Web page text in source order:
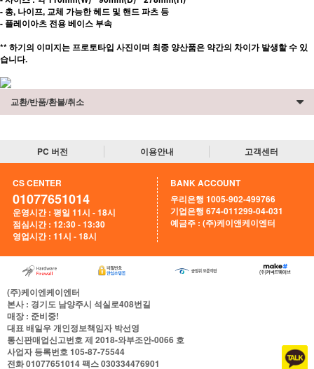
- 총, 나이프, 교체 가능한 헤드 및 핸드 파츠 등
- 플레이아츠 전용 베이스 부속
** 하기의 이미지는 프로토타입 사진이며 최종 양산품은 약간의 차이가 발생할 수 있
습니다.
교환/반품/환불/취소
PC 버전 이용안내 고객센터
CS CENTER
01077651014
운영시간 : 평일 11시 - 18시
점심시간 : 12:30 - 13:30
영업시간 : 11시 - 18시
BANK ACCOUNT
우리은행 1005-902-499766
기업은행 674-011299-04-031
예금주 : (주)케이앤케이엔터
(주)케이엔케이엔터
본사: 경기도 남양주시 석실로408번길
매장: 준비중!
대표배일우개인정보책임자박선영
통신판매업신고번호제 2018-와부조안-0066 호
사업자 등록번호105-87-75544
전화01077651014팩스030334476901